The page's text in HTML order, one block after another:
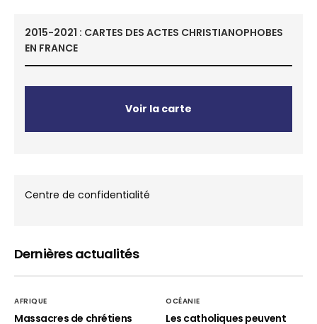
2015-2021 : CARTES DES ACTES CHRISTIANOPHOBES
EN FRANCE
Voir la carte
Centre de confidentialité
Dernières actualités
AFRIQUE
Massacres de chrétiens
OCÉANIE
Les catholiques peuvent